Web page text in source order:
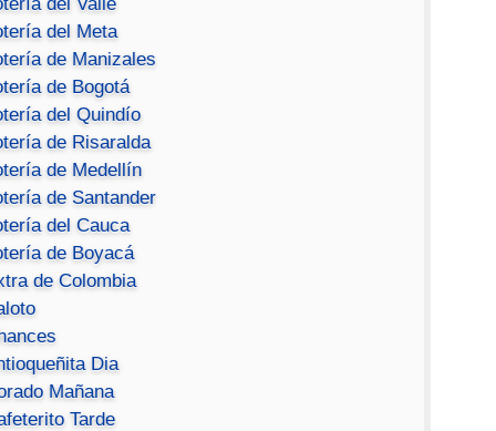
del Meta
de Manizales
de Bogotá
del Quindío
de Risaralda
de Medellín
de Santander
del Cauca
de Boyacá
de Colombia
Dia
Mañana
Tarde